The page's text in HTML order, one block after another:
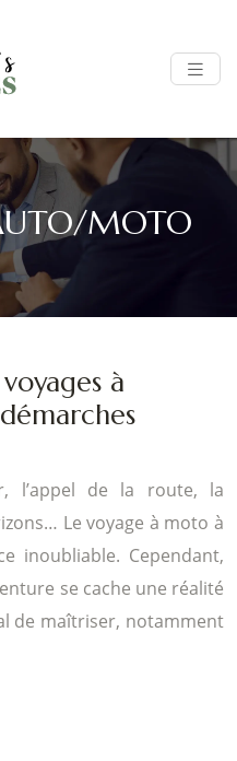
MOTO
à
l’appel de la route, la
Le voyage à moto à
inoubliable. Cependant,
se cache une réalité
de maîtriser, notamment